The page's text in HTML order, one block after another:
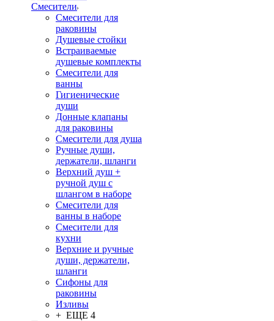
Смесители
Смесители для
раковины
Душевые стойки
Встраиваемые
душевые комплекты
Смесители для
ванны
Гигиенические
души
Донные клапаны
для раковины
Смесители для душа
Ручные души,
держатели, шланги
Верхний душ +
ручной душ с
шлангом в наборе
Смесители для
ванны в наборе
Смесители для
кухни
Верхние и ручные
души, держатели,
шланги
Сифоны для
раковины
Изливы
+ ЕЩЕ 4